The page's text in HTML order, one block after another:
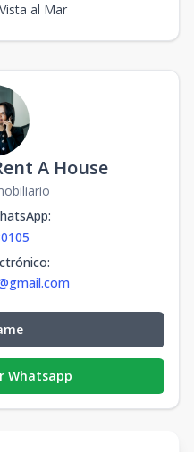
Vista al Mar
A House
:
:
Whatsapp